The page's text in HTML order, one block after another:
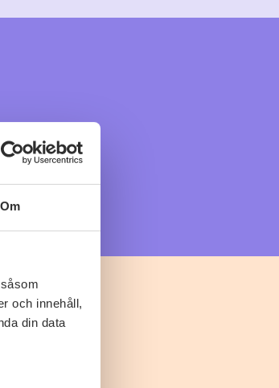
Om
och innehåll,
din data